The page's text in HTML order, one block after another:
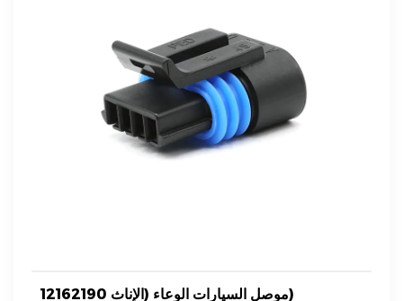
12162190 موصل السيارات الوعاء (الإناث)